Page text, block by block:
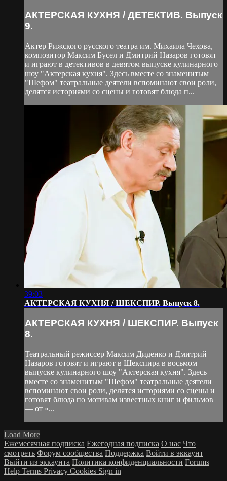
АКТЕРСКАЯ КУХНЯ / ДЕТЕКТИВ. Выпуск
9.
Актер Рижского русского театра им. Михаила Чехова,
композитор Максим Бусел и Дмитрий Назаров готовят
и играют в детективов в девятом выпуске кулинарного
шоу "Актерская кухня". Здесь вместе со знаменитым
"Шефом" театральные деятели вспоминают свои роли,
делятся историями со сцены и готовят блюда п...
39:03
АКТЕРСКАЯ КУХНЯ / ШЕКСПИР. Выпуск 8.
АКТЕРСКАЯ КУХНЯ / ШЕКСПИР. Выпуск
8.
Театральный режиссер Максим Диденко и Дмитрий
Назаров готовят и играют в Шекспира в восьмом
выпуске кулинарного шоу "Актерская кухня". Здесь
вместе со знаменитым "Шефом" театральные деятели
вспоминают свои роли, делятся историями со сцены и
готовят блюда по мотивам известных книг и фильмов
— от «...
Load More
Ежемесячная подписка Ежегодная подписка О нас Что
смотреть Форум сообщества Поддержка Войти в эккаунт
Выйти из эккаунта Политика конфиденциальности Forums
Help Terms Privacy Cookies Sign in